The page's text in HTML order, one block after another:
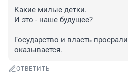
Какие милые детки.
И это - наше будущее?
Государство и власть
оказывается.
ОТВЕТИТЬ